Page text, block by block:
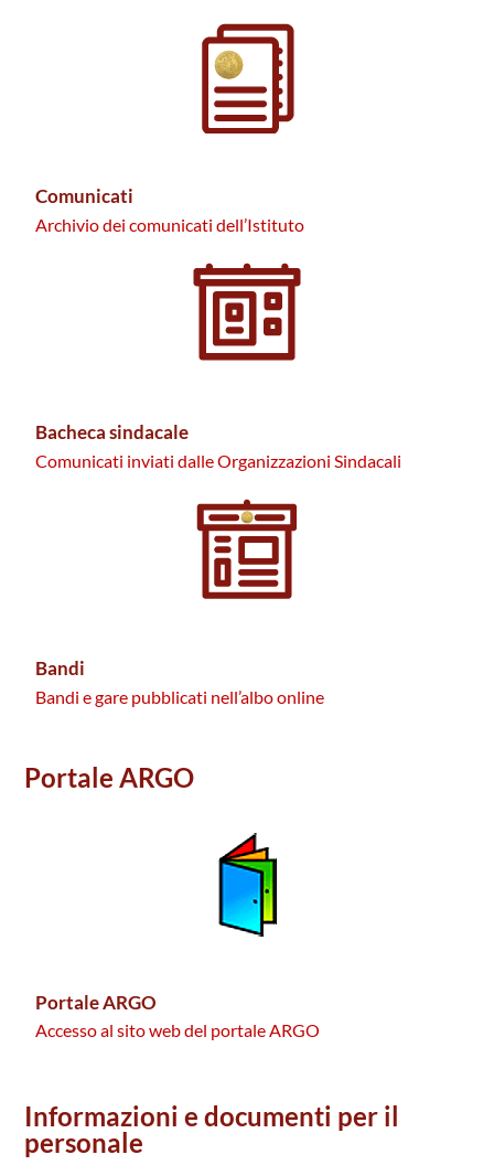
Comunicati
Archivio dei comunicati dell’Istituto
Bacheca sindacale
Comunicati inviati dalle Organizzazioni Sindacali
Bandi
Bandi e gare pubblicati nell’albo online
Portale ARGO
Portale ARGO
Accesso al sito web del portale ARGO
Informazioni e documenti per il
personale